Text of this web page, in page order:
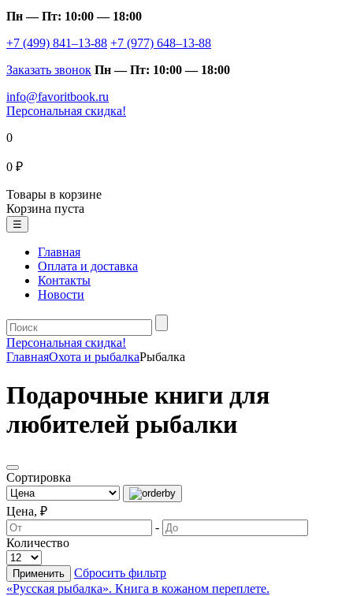
Пн — Пт: 10:00 — 18:00
+7 (499) 841–13-88 +7 (977) 648–13-88
Заказать звонок Пн — Пт: 10:00 — 18:00
info@favoritbook.ru
Персональная скидка!
0
0 ₽
Товары в корзине
Корзина пуста
☰
Главная
Оплата и доставка
Контакты
Новости
Персональная скидка!
ГлавнаяОхота и рыбалкаРыбалка
Подарочные книги для
любителей рыбалки
Сортировка
Цена, ₽
-
Количество
Применить
Сбросить фильтр
«Русская рыбалка». Книга в кожаном переплете.